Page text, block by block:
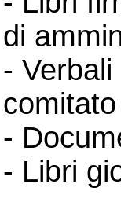
di
-
-
- Libri